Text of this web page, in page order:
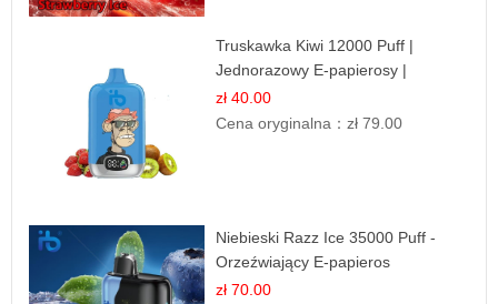
Truskawka Kiwi 12000 Puff |
Jednorazowy E-papierosy |
Owocowa Mieszanka
zł 40.00
Cena oryginalna：zł 79.00
Niebieski Razz Ice 35000 Puff -
Orzeźwiający E-papieros
Jednorazowy | IBVAPE
zł 70.00